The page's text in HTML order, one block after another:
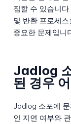
집할 수 있습니
및 반환 프로세
중요한 문제입니
Jadlog
된 경우
Jadlog 소포에
인 지연 여부와